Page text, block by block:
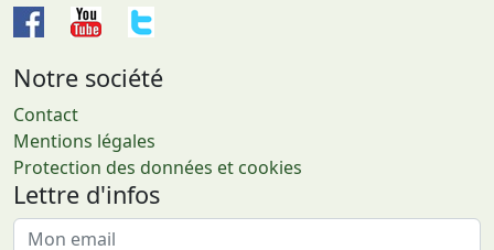
Notre société
Contact
Mentions légales
Protection des données et cookies
Lettre d'infos